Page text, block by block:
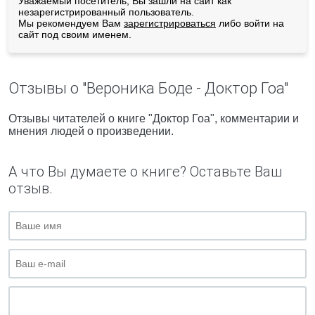
незарегистрированный пользователь.
Мы рекомендуем Вам зарегистрироваться либо войти на
сайт под своим именем.
Отзывы о "Вероника Боде - Доктор Гоа"
Отзывы читателей о книге "Доктор Гоа", комментарии и
мнения людей о произведении.
А что Вы думаете о книге? Оставьте Ваш
отзыв.